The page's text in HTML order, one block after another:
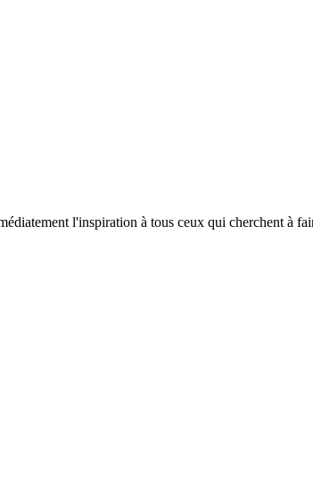
l'inspiration à tous ceux qui cherchent à